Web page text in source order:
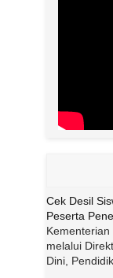
Cek Desil
Peserta
melalui
Dini,